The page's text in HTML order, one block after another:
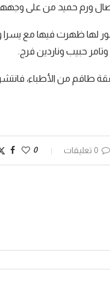
ورم حميد من على وجهها
لها ظهرت فيها مع يسرا
حبيب وناردين فرج.
من الأطباء، فانتشر
0 تعليقات 0